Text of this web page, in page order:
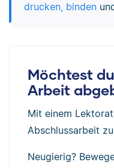
drucken, binden
Möchtest
Arbeit
Mit einem
Abschlussarbeit
Neugierig?